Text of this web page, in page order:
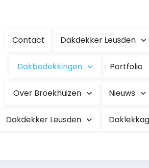
Contact Dakdekker Leusden
Dakbedekkingen Portfolio
Over Broekhuizen Nieuws
Dakdekker Leusden